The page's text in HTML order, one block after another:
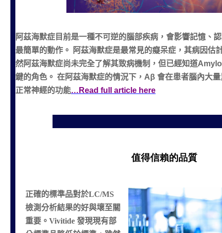
阿茲海默症目前是一種不可逆的腦部疾病，會影響記憶、
最簡單的動作。 阿茲海默症是最常見的癡呆症，其病因估
然阿茲海默症尚未完全了解其致病機制，但已經知道
鍵的角色。 在阿茲海默症的情況下，Aβ 會在患者腦內大
正常神經的功能…Read full article here
值得信賴的品質
正確的標準品對於LC/MS
檢測分析結果的好與壞至關
重要。Vivitide 發現現有部